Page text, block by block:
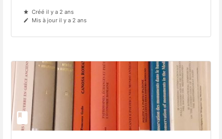
Créé il y a 2 ans
Mis à jour il y a 2 ans